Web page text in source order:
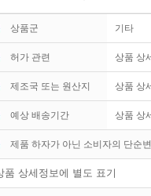
상품군 기타
허가 관련 상품 상
제조국 또는 원산지 상품 상
예상 배송기간 상품 상
제품 하자가 아닌 소비자의 단순
품 상세정보에 별도 표기